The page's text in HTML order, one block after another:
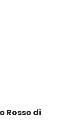
Rosso di